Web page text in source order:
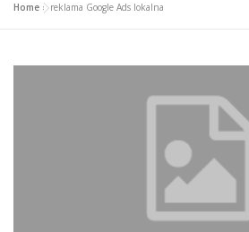
Home »reklama Google Ads lokalna